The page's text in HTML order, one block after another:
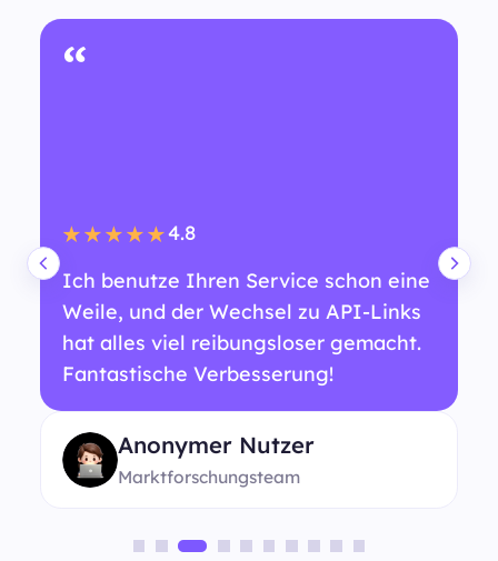
“
★★★★★4.8
Ich benutze Ihren Service schon eine
Weile, und der Wechsel zu API-Links
hat alles viel reibungsloser gemacht.
Fantastische Verbesserung!
Anonymer Nutzer
Marktforschungsteam